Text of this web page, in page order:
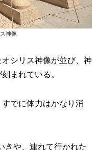
神像
シリス神像が並び、神
まれている。
でに体力はかなり消
きや、連れて行かれた